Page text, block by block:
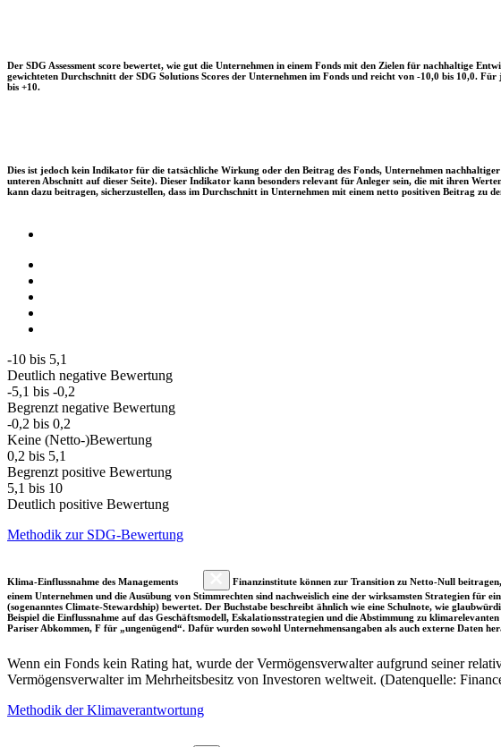
Der SDG Assessment score bewertet, wie gut die Unternehmen in einem Fonds mit den Zielen für nachhaltige
gewichteten Durchschnitt der SDG Solutions Scores der Unternehmen im Fonds und reicht von -10,0 bis 10,0.
bis +10.
Dies ist jedoch kein Indikator für die tatsächliche Wirkung oder den Beitrag des Fonds, Unternehmen
unteren Abschnitt auf dieser Seite). Dieser Indikator kann besonders relevant für Anleger sein, die mit ihren
kann dazu beitragen, sicherzustellen, dass im Durchschnitt in Unternehmen mit einem netto positiven Beitrag
-10 bis 5,1
Deutlich negative Bewertung
-5,1 bis -0,2
Begrenzt negative Bewertung
-0,2 bis 0,2
Keine (Netto-)Bewertung
0,2 bis 5,1
Begrenzt positive Bewertung
5,1 bis 10
Deutlich positive Bewertung
Methodik zur SDG-Bewertung
Klima-Einflussnahme des Managements
Finanzinstitute können zur Transition zu Netto-Null
einem Unternehmen und die Ausübung von Stimmrechten sind nachweislich eine der wirksamsten Strategien
(sogenanntes Climate-Stewardship) bewertet. Der Buchstabe beschreibt ähnlich wie eine Schulnote, wie
Beispiel die Einflussnahme auf das Geschäftsmodell, Eskalationsstrategien und die Abstimmung zu
Pariser Abkommen, F für „ungenügend“. Dafür wurden sowohl Unternehmensangaben als auch externe Daten
Wenn ein Fonds kein Rating hat, wurde der Vermögensverwalter aufgrund seiner
Vermögensverwalter im Mehrheitsbesitz von Investoren weltweit. (Datenquelle:
Methodik der Klimaverantwortung